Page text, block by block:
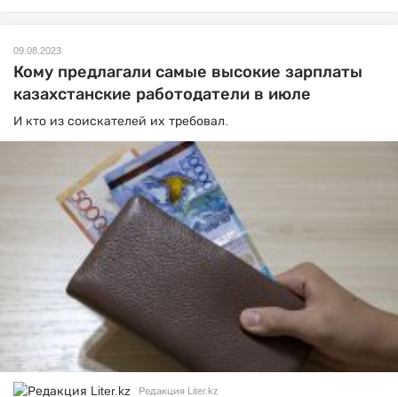
09.08.2023
Кому предлагали самые высокие зарплаты
казахстанские работодатели в июле
И кто из соискателей их требовал.
Редакция Liter.kz